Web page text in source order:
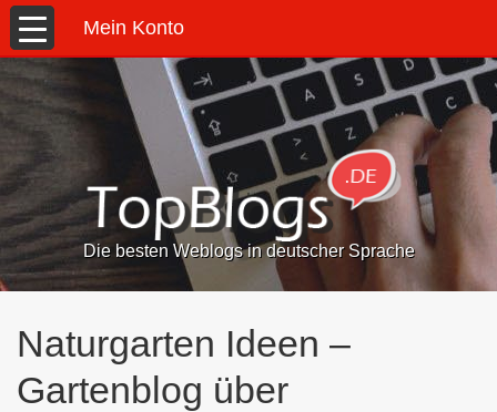
Mein Konto
Die besten Weblogs in deutscher Sprache
Naturgarten Ideen –
Gartenblog über